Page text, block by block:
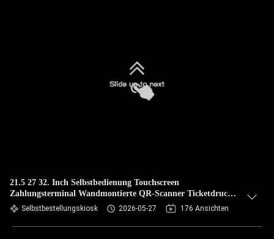
21.5 27 32. Inch Selbstbedienung Touchscreen
Zahlungsterminal Wandmontierte QR-Scanner Ticketdrucker
Bestell-Zahlung Kiosk
Selbstbestellungskiosk 2026-05-27 176 Ansichten